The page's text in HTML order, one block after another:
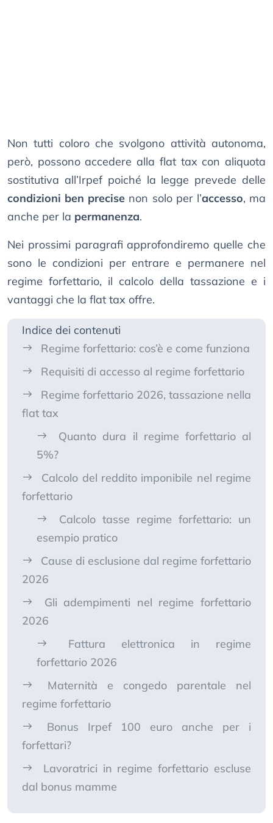
Non tutti coloro che svolgono attività autonoma,
però, possono accedere alla flat tax con aliquota
sostitutiva all’Irpef poiché la legge prevede delle
condizioni ben precise non solo per l’accesso, ma
anche per la permanenza.
Nei prossimi paragrafi approfondiremo quelle che
sono le condizioni per entrare e permanere nel
regime forfettario, il calcolo della tassazione e i
vantaggi che la flat tax offre.
Indice dei contenuti
Regime forfettario: cos’è e come funziona
Requisiti di accesso al regime forfettario
Regime forfettario 2026, tassazione nella
flat tax
Quanto dura il regime forfettario al
5%?
Calcolo del reddito imponibile nel regime
forfettario
Calcolo tasse regime forfettario: un
esempio pratico
Cause di esclusione dal regime forfettario
2026
Gli adempimenti nel regime forfettario
2026
Fattura elettronica in regime
forfettario 2026
Maternità e congedo parentale nel
regime forfettario
Bonus Irpef 100 euro anche per i
forfettari?
Lavoratrici in regime forfettario escluse
dal bonus mamme